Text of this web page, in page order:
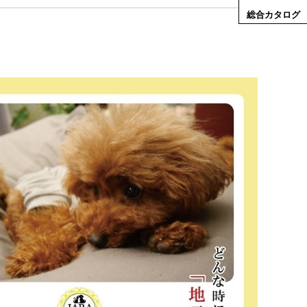
総合カタログ